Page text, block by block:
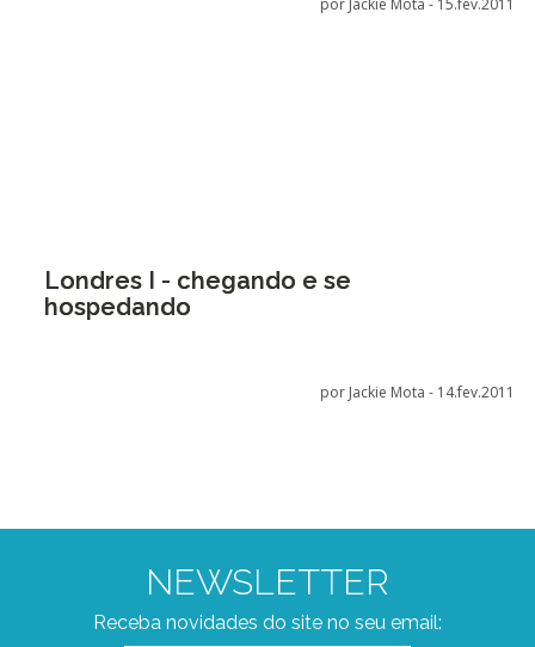
por Jackie Mota - 15.fev.2011
Londres I - chegando e se
hospedando
por Jackie Mota - 14.fev.2011
NEWSLETTER
Receba novidades do site no seu email: